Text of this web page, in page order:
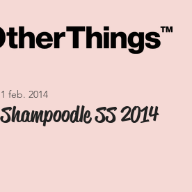
Shampoodle SS 2014
1 feb. 2014